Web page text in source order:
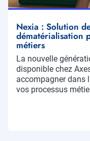
Nexia : Solution
dématérialisation
métiers
Résumé
La nouvelle
disponible chez
accompagner dans
vos processus